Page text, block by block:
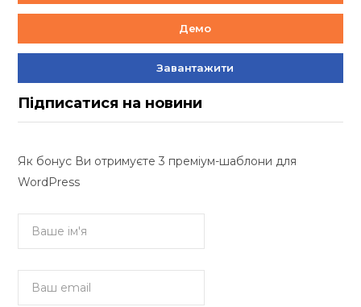
Демо
Завантажити
Підписатися на новини
Як бонус Ви отримуєте 3 преміум-шаблони для
WordPress